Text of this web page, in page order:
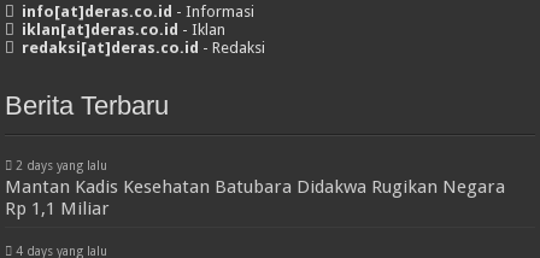
info[at]deras.co.id - Informasi
iklan[at]deras.co.id - Iklan
redaksi[at]deras.co.id - Redaksi
Berita Terbaru
2 days yang lalu
Mantan Kadis Kesehatan Batubara Didakwa Rugikan Negara
Rp 1,1 Miliar
4 days yang lalu